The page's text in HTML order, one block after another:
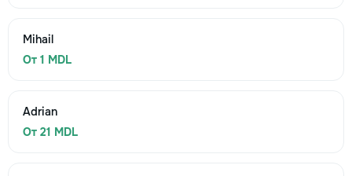
Mihail
От 1 MDL
Adrian
От 21 MDL